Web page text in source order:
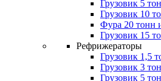
Грузовик 5
Грузовик 10
Фура 20 тонн
Грузовик 15
Рефрижераторы
Грузовик 1,5
Грузовик 3
Грузовик 5